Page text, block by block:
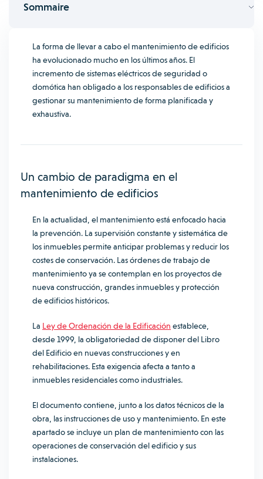
Sommaire
La forma de llevar a cabo el mantenimiento de edificios
ha evolucionado mucho en los últimos años. El
incremento de sistemas eléctricos de seguridad o
domótica han obligado a los responsables de edificios a
gestionar su mantenimiento de forma planificada y
exhaustiva.
Un cambio de paradigma en el
mantenimiento de edificios
En la actualidad, el mantenimiento está enfocado hacia
la prevención. La supervisión constante y sistemática de
los inmuebles permite anticipar problemas y reducir los
costes de conservación. Las órdenes de trabajo de
mantenimiento ya se contemplan en los proyectos de
nueva construcción, grandes inmuebles y protección
de edificios históricos.
La Ley de Ordenación de la Edificación establece,
desde 1999, la obligatoriedad de disponer del Libro
del Edificio en nuevas construcciones y en
rehabilitaciones. Esta exigencia afecta a tanto a
inmuebles residenciales como industriales.
El documento contiene, junto a los datos técnicos de la
obra, las instrucciones de uso y mantenimiento. En este
apartado se incluye un plan de mantenimiento con las
operaciones de conservación del edificio y sus
instalaciones.